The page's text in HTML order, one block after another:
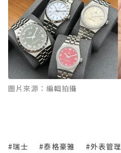
圖片來源：編輯拍攝
#瑞士 #泰格豪雅 #外表管理